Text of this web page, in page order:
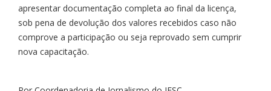
apresentar documentação completa ao final da licença,
sob pena de devolução dos valores recebidos caso não
comprove a participação ou seja reprovado sem cumprir
nova capacitação.